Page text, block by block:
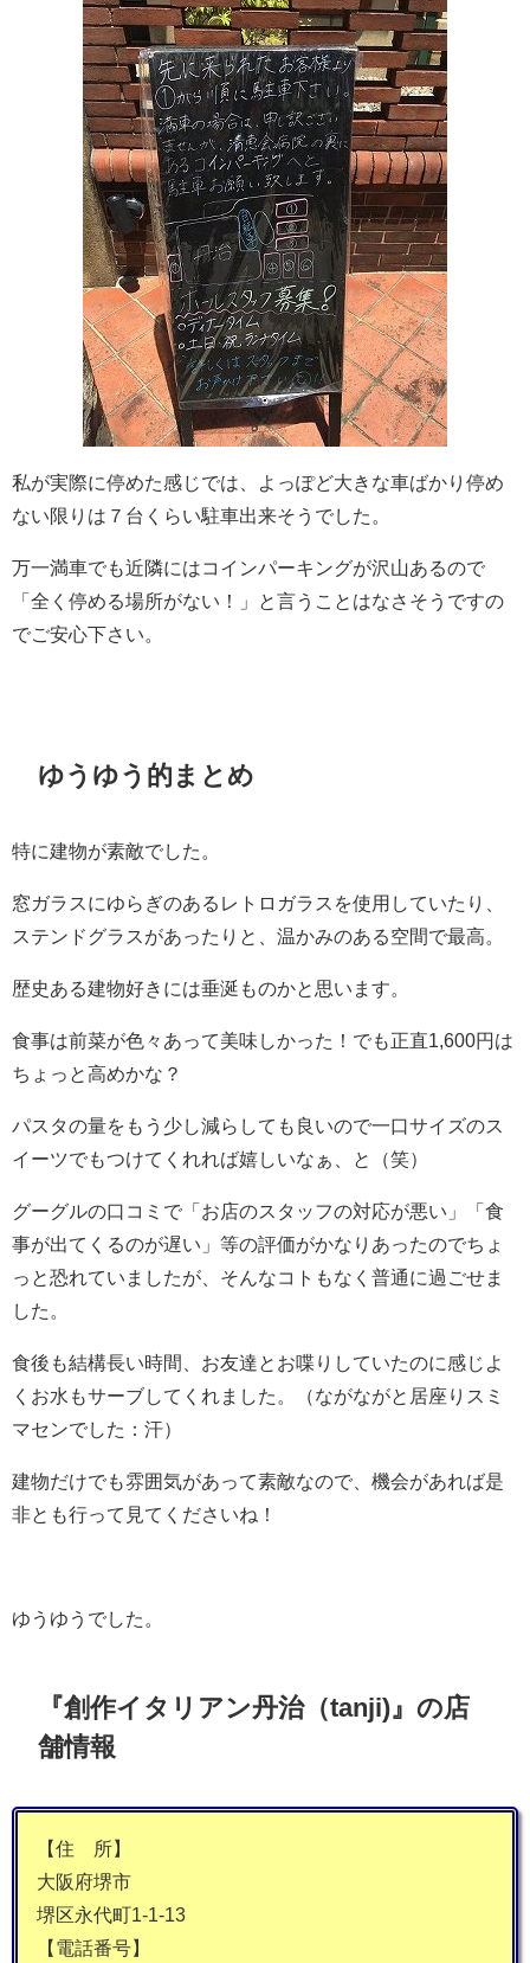
私が実際に停めた感じでは、よっぽど大きな車ばかり停め
ない限りは７台くらい駐車出来そうでした。
万一満車でも近隣にはコインパーキングが沢山あるので
「全く停める場所がない！」と言うことはなさそうですの
でご安心下さい。
ゆうゆう的まとめ
特に建物が素敵でした。
窓ガラスにゆらぎのあるレトロガラスを使用していたり、
ステンドグラスがあったりと、温かみのある空間で最高。
歴史ある建物好きには垂涎ものかと思います。
食事は前菜が色々あって美味しかった！でも正直1,600円は
ちょっと高めかな？
パスタの量をもう少し減らしても良いので一口サイズのス
イーツでもつけてくれれば嬉しいなぁ、と（笑）
グーグルの口コミで「お店のスタッフの対応が悪い」「食
事が出てくるのが遅い」等の評価がかなりあったのでちょ
っと恐れていましたが、そんなコトもなく普通に過ごせま
した。
食後も結構長い時間、お友達とお喋りしていたのに感じよ
くお水もサーブしてくれました。（ながながと居座りスミ
マセンでした：汗）
建物だけでも雰囲気があって素敵なので、機会があれば是
非とも行って見てくださいね！
ゆうゆうでした。
『創作イタリアン丹治（tanji)』の店
舗情報
【住 所】
大阪府堺市
堺区永代町1-1-13
【電話番号】